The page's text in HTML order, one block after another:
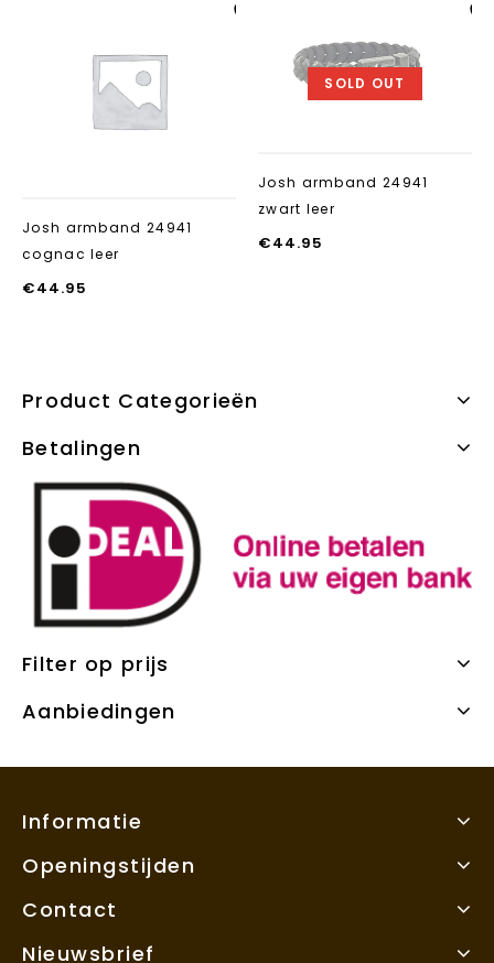
Josh armband 24941
cognac leer
€44.95
SOLD OUT
Josh armband 24941
zwart leer
€44.95
Product Categorieën
Betalingen
Filter op prijs
Aanbiedingen
Informatie
Openingstijden
Contact
Nieuwsbrief